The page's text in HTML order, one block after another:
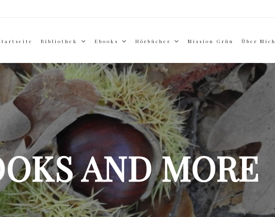
Bibliothek Ebooks Hörbücher Mission Grün Über Mich
AND MORE